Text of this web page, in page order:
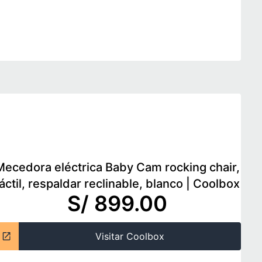
eléctrica Baby Cam rocking chair,
respaldar reclinable, blanco
Coolbox
S/ 899.00
Visitar Coolbox